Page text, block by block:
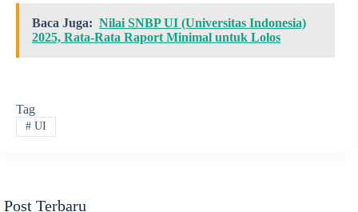
Baca Juga: Nilai SNBP UI (Universitas Indonesia)
2025, Rata-Rata Raport Minimal untuk Lolos
Tag
#UI
Post Terbaru